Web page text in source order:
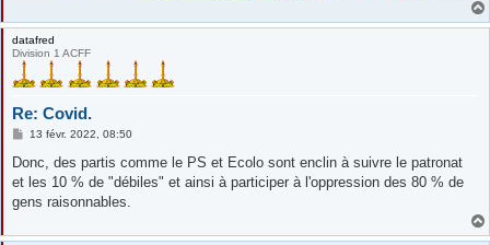
datafred
Division 1 ACFF
Re: Covid.
M
s
a
g
13 févr. 2022, 08:50
Donc, des partis comme le PS et Ecolo sont enclin à suivre le patronat
et les 10 % de "débiles" et ainsi à participer à l'oppression des 80 % de
gens raisonnables.